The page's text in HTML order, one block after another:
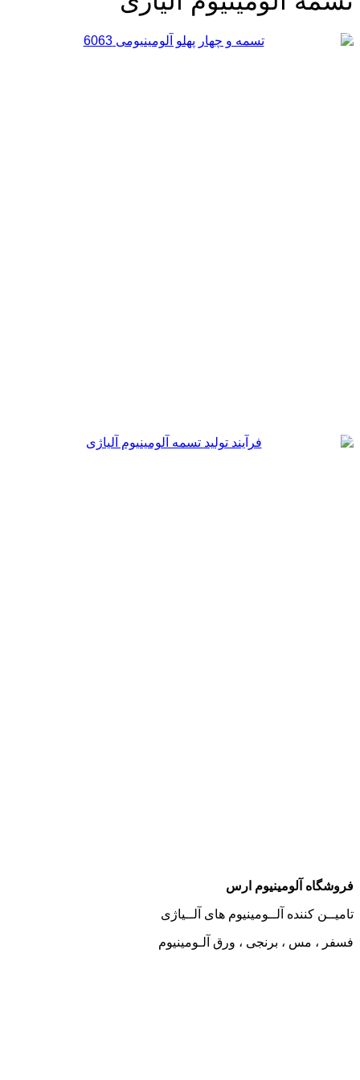
آلومینیوم ارس
کننده آلــومینیوم های آلــیاژی
، مس ، برنجی ، ورق آلـومینیوم